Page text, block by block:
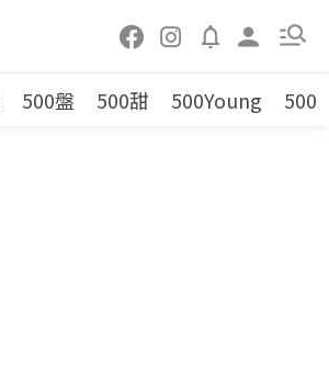
500盤 500甜 500Young 500